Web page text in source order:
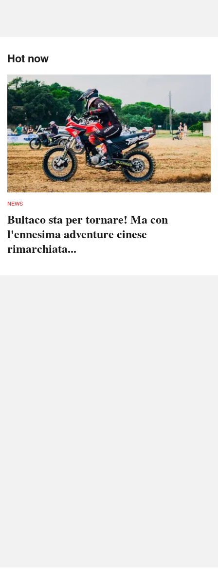
Hot now
NEWS
Bultaco sta per tornare! Ma con
l'ennesima adventure cinese
rimarchiata...